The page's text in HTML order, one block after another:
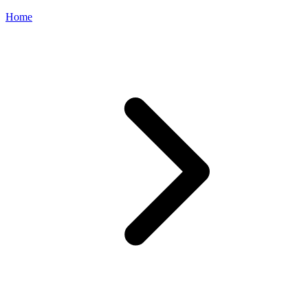
Home